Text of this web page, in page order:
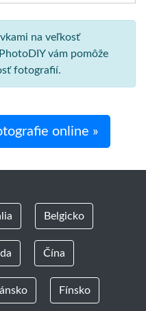
na veľkosť
vám pomôže
fotografií.
online »
Belgicko
Čína
Fínsko